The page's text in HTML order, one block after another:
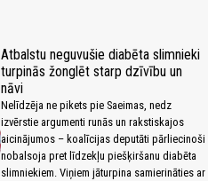
Atbalstu neguvušie diabēta slimnieki
turpinās žonglēt starp dzīvību un
nāvi
Nelīdzēja ne pikets pie Saeimas, nedz
izvērstie argumenti runās un rakstiskajos
aicinājumos – koalīcijas deputāti pārliecinoši
nobalsoja pret līdzekļu piešķiršanu diabēta
slimniekiem. Viņiem jāturpina samierināties ar